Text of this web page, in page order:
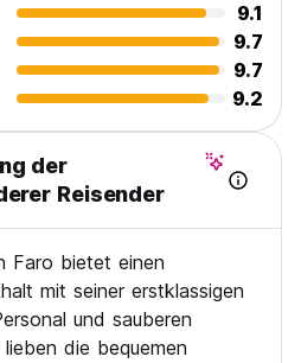
9.1
9.7
9.7
9.2
der
Reisender
Faro bietet einen
mit seiner erstklassigen
und sauberen
die bequemen